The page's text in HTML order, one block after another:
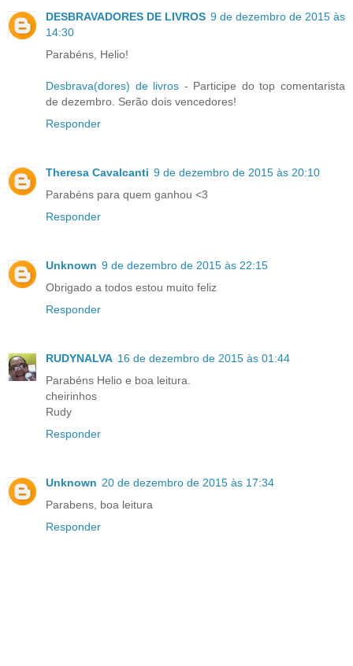
DESBRAVADORES DE LIVROS 9 de dezembro de 2015 às
14:30
Parabéns, Helio!
Desbrava(dores) de livros - Participe do top comentarista
de dezembro. Serão dois vencedores!
Responder
Theresa Cavalcanti 9 de dezembro de 2015 às 20:10
Parabéns para quem ganhou <3
Responder
Unknown 9 de dezembro de 2015 às 22:15
Obrigado a todos estou muito feliz
Responder
RUDYNALVA 16 de dezembro de 2015 às 01:44
Parabéns Helio e boa leitura.
cheirinhos
Rudy
Responder
Unknown 20 de dezembro de 2015 às 17:34
Parabens, boa leitura
Responder